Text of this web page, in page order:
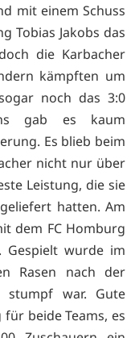
mit einem Schuss
Tobias Jakobs das
die Karbacher
kämpften um
noch das 3:0
gab es kaum
Es blieb beim
nicht nur über
Leistung, die sie
hatten. Am
dem FC Homburg
Gespielt wurde im
Rasen nach der
stumpf war. Gute
beide Teams, es